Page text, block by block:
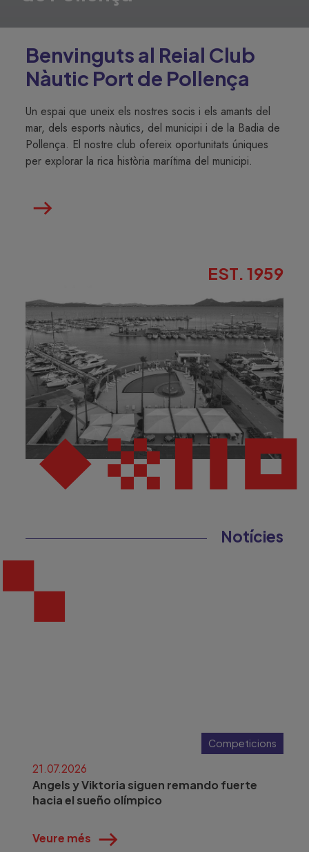
Benvinguts al Reial Club
Nàutic Port de Pollença
Un espai que uneix els nostres socis i els amants del
mar, dels esports nàutics, del municipi i de la Badia de
Pollença. El nostre club ofereix oportunitats úniques
per explorar la rica història marítima del municipi.
EST. 1959
Notícies
Competicions
21.07.2026
Angels y Viktoria siguen remando fuerte
hacia el sueño olímpico
Veure més